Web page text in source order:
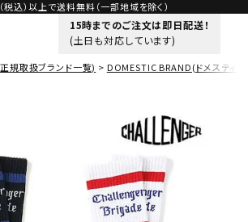
込）以上で送料無料（一部地域を除く）
15時までのご注文は即日配送！
(土日も対応しています)
規取扱ブランド一覧) DOMESTIC BRAND(ドメスティッ